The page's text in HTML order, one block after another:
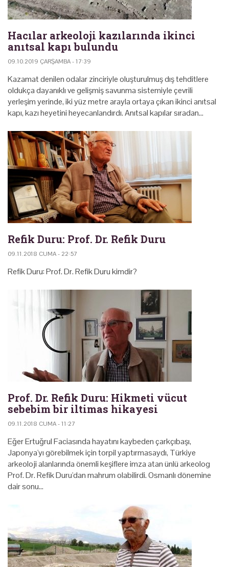
Hacılar arkeoloji kazılarında ikinci
anıtsal kapı bulundu
09.10.2019 ÇARŞAMBA - 17:39
Kazamat denilen odalar zinciriyle oluşturulmuş dış tehditlere
oldukça dayanıklı ve gelişmiş savunma sistemiyle çevrili
yerleşim yerinde, iki yüz metre arayla ortaya çıkan ikinci anıtsal
kapı, kazı heyetini heyecanlandırdı. Anıtsal kapılar sıradan…
Refik Duru: Prof. Dr. Refik Duru
09.11.2018 CUMA - 22:57
Refik Duru: Prof. Dr. Refik Duru kimdir?
Prof. Dr. Refik Duru: Hikmeti vücut
sebebim bir iltimas hikayesi
09.11.2018 CUMA - 11:27
Eğer Ertuğrul Faciasında hayatını kaybeden çarkçıbaşı,
Japonya'yı görebilmek için torpil yaptırmasaydı, Türkiye
arkeoloji alanlarında önemli keşiflere imza atan ünlü arkeolog
Prof. Dr. Refik Duru'dan mahrum olabilirdi. Osmanlı dönemine
dair sonu…